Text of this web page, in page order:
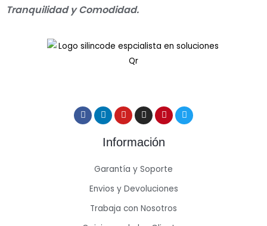
Tranquilidad y Comodidad.
Información
Garantía y Soporte
Envios y Devoluciones
Trabaja con Nosotros